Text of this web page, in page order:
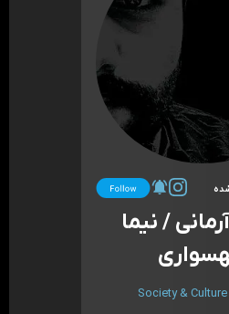
/ نیما
Society & Culture